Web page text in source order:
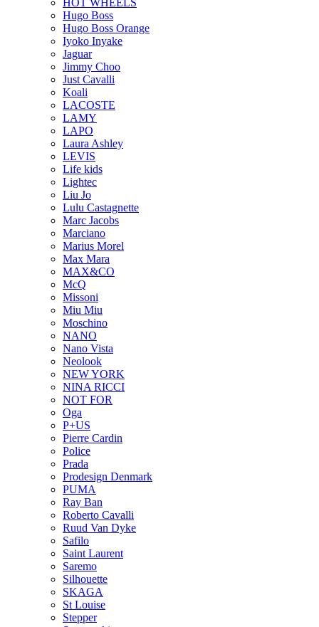
HOT WHEELS
Hugo Boss
Hugo Boss Orange
Iyoko Inyake
Jaguar
Jimmy Choo
Just Cavalli
Koali
LACOSTE
LAMY
LAPO
Laura Ashley
LEVIS
Life kids
Lightec
Liu Jo
Lulu Castagnette
Marc Jacobs
Marciano
Marius Morel
Max Mara
MAX&CO
McQ
Missoni
Miu Miu
Moschino
NANO
Nano Vista
Neolook
NEW YORK
NINA RICCI
NOT FOR
Oga
P+US
Pierre Cardin
Police
Prada
Prodesign Denmark
PUMA
Ray Ban
Roberto Cavalli
Ruud Van Dyke
Safilo
Saint Laurent
Saremo
Silhouette
SKAGA
St Louise
Stepper